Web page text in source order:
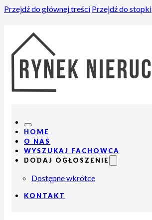
Przejdź do głównej treści Przejdź do stopki
HOME
O NAS
WYSZUKAJ FACHOWCA
DODAJ OGŁOSZENIE
Dostępne wkrótce
KONTAKT